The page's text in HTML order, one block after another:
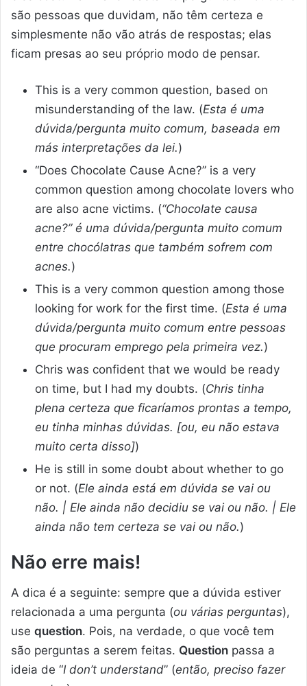
são pessoas que duvidam, não têm certeza e
simplesmente não vão atrás de respostas; elas
ficam presas ao seu próprio modo de pensar.
This is a very common question, based on
misunderstanding of the law. (Esta é uma
dúvida/pergunta muito comum, baseada em
más interpretações da lei.)
“Does Chocolate Cause Acne?” is a very
common question among chocolate lovers who
are also acne victims. (“Chocolate causa
acne?” é uma dúvida/pergunta muito comum
entre chocólatras que também sofrem com
acnes.)
This is a very common question among those
looking for work for the first time. (Esta é uma
dúvida/pergunta muito comum entre pessoas
que procuram emprego pela primeira vez.)
Chris was confident that we would be ready
on time, but I had my doubts. (Chris tinha
plena certeza que ficaríamos prontas a tempo,
eu tinha minhas dúvidas. [ou, eu não estava
muito certa disso])
He is still in some doubt about whether to go
or not. (Ele ainda está em dúvida se vai ou
não. | Ele ainda não decidiu se vai ou não. | Ele
ainda não tem certeza se vai ou não.)
Não erre mais!
A dica é a seguinte: sempre que a dúvida estiver
relacionada a uma pergunta (ou várias perguntas),
use question. Pois, na verdade, o que você tem
são perguntas a serem feitas. Question passa a
ideia de “I don’t understand” (então, preciso fazer